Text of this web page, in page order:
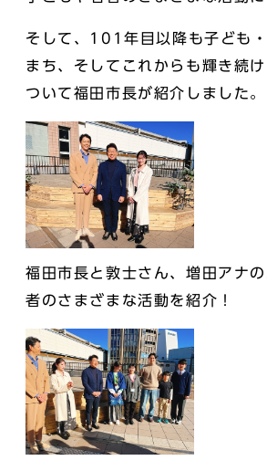
そして、101年目以降も子ども
まち、そしてこれからも輝き続
ついて福田市長が紹介しました。
福田市長と敦士さん、増田アナ
者のさまざまな活動を紹介！